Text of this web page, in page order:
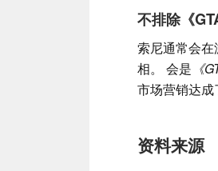
不排除《
索尼通常会
相。 会是 《
市场营销达成
资料来源